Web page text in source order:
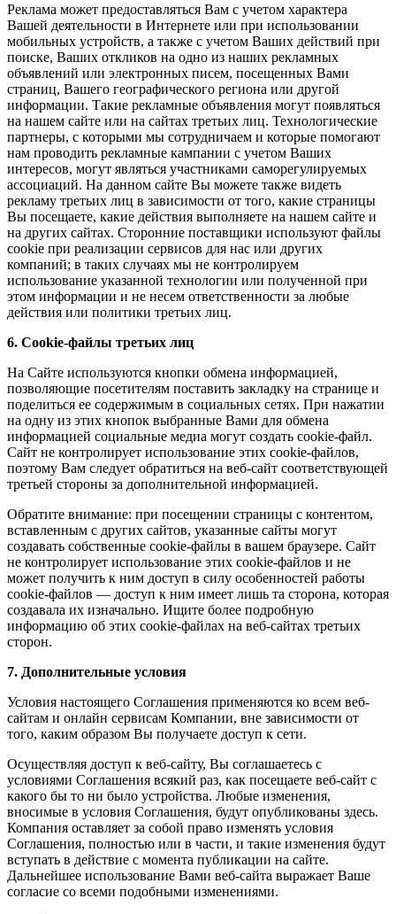
Реклама может предоставляться Вам с учетом характера
Вашей деятельности в Интернете или при использовании
мобильных устройств, а также с учетом Ваших действий при
поиске, Ваших откликов на одно из наших рекламных
объявлений или электронных писем, посещенных Вами
страниц, Вашего географического региона или другой
информации. Такие рекламные объявления могут появляться
на нашем сайте или на сайтах третьих лиц. Технологические
партнеры, с которыми мы сотрудничаем и которые помогают
нам проводить рекламные кампании с учетом Ваших
интересов, могут являться участниками саморегулируемых
ассоциаций. На данном сайте Вы можете также видеть
рекламу третьих лиц в зависимости от того, какие страницы
Вы посещаете, какие действия выполняете на нашем сайте и
на других сайтах. Сторонние поставщики используют файлы
cookie при реализации сервисов для нас или других
компаний; в таких случаях мы не контролируем
использование указанной технологии или полученной при
этом информации и не несем ответственности за любые
действия или политики третьих лиц.
6. Cookie-файлы третьих лиц
На Сайте используются кнопки обмена информацией,
позволяющие посетителям поставить закладку на странице и
поделиться ее содержимым в социальных сетях. При нажатии
на одну из этих кнопок выбранные Вами для обмена
информацией социальные медиа могут создать cookie-файл.
Сайт не контролирует использование этих cookie-файлов,
поэтому Вам следует обратиться на веб-сайт соответствующей
третьей стороны за дополнительной информацией.
Обратите внимание: при посещении страницы с контентом,
вставленным с других сайтов, указанные сайты могут
создавать собственные cookie-файлы в вашем браузере. Сайт
не контролирует использование этих cookie-файлов и не
может получить к ним доступ в силу особенностей работы
cookie-файлов — доступ к ним имеет лишь та сторона, которая
создавала их изначально. Ищите более подробную
информацию об этих cookie-файлах на веб-сайтах третьих
сторон.
7. Дополнительные условия
Условия настоящего Соглашения применяются ко всем веб-
сайтам и онлайн сервисам Компании, вне зависимости от
того, каким образом Вы получаете доступ к сети.
Осуществляя доступ к веб-сайту, Вы соглашаетесь с
условиями Соглашения всякий раз, как посещаете веб-сайт с
какого бы то ни было устройства. Любые изменения,
вносимые в условия Соглашения, будут опубликованы здесь.
Компания оставляет за собой право изменять условия
Соглашения, полностью или в части, и такие изменения будут
вступать в действие с момента публикации на сайте.
Дальнейшее использование Вами веб-сайта выражает Ваше
согласие со всеми подобными изменениями.